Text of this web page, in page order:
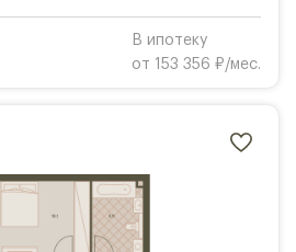
В ипотеку
от 153 356 ₽/мес.